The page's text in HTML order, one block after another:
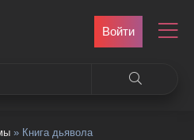
Войти
» Книга дьявола